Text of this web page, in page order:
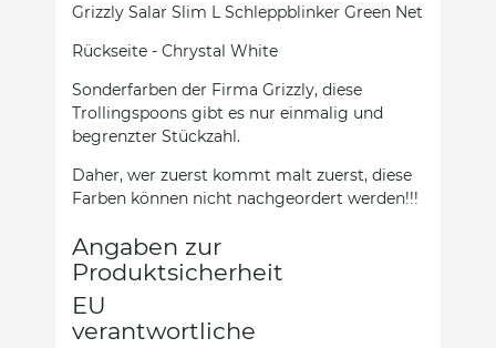
Grizzly Salar Slim L Schleppblinker Green Net
Rückseite - Chrystal White
Sonderfarben der Firma Grizzly, diese
Trollingspoons gibt es nur einmalig und
begrenzter Stückzahl.
Daher, wer zuerst kommt malt zuerst, diese
Farben können nicht nachgeordert werden!!!
Angaben zur
Produktsicherheit
EU
verantwortliche